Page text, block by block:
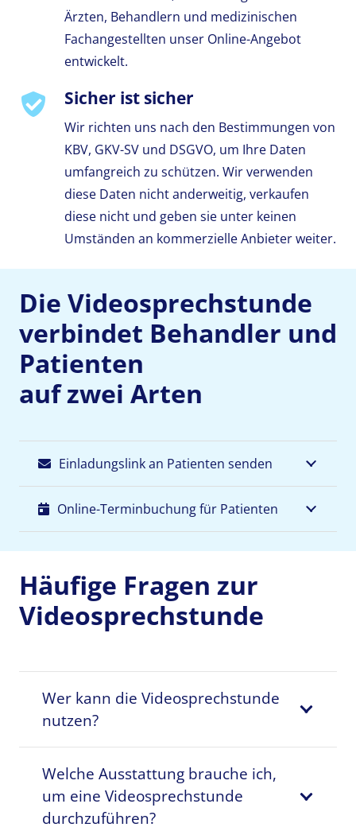
Ärzten, Behandlern und medizinischen
Fachangestellten unser Online-Angebot
entwickelt.
Sicher ist sicher
Wir richten uns nach den Bestimmungen von
KBV, GKV-SV und DSGVO, um Ihre Daten
umfangreich zu schützen. Wir verwenden
diese Daten nicht anderweitig, verkaufen
diese nicht und geben sie unter keinen
Umständen an kommerzielle Anbieter weiter.
Die Videosprechstunde
verbindet Behandler und
Patienten
auf zwei Arten
Einladungslink an Patienten senden
Online-Terminbuchung für Patienten
Häufige Fragen zur
Videosprechstunde
Wer kann die Videosprechstunde
nutzen?
Welche Ausstattung brauche ich,
um eine Videosprechstunde
durchzuführen?